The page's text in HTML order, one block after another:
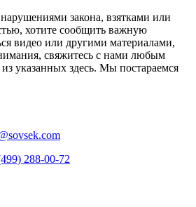
закона, взятками или
хотите сообщить важную
видео или другими материалами,
свяжитесь с нами любым
указанных здесь. Мы постараемся
288-00-72